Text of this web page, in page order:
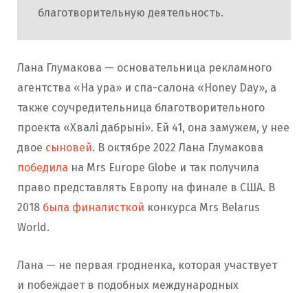
благотворительную деятельность.
Лана Глумакова — основательница рекламного
агентства «На ура» и спа-салона «Honey Day», а
также соучредительница благотворительного
проекта «Хвалі дабрыні». Ей 41, она замужем, у нее
двое сыновей. В октябре 2022 Лана Глумакова
победила на Mrs Europe Globe и так получила
право представлять Европу на финале в США. В
2018 была финалисткой конкурса Mrs Belarus
World.
Лана — не первая гродненка, которая участвует
и побеждает в подобных международных